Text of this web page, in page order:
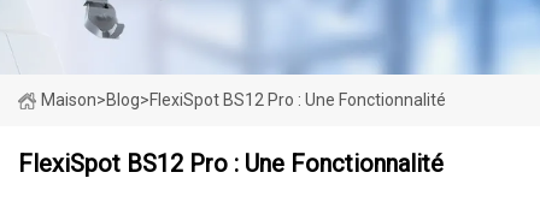
Maison>Blog>FlexiSpot BS12 Pro : Une Fonctionnalité
FlexiSpot BS12 Pro : Une Fonctionnalité